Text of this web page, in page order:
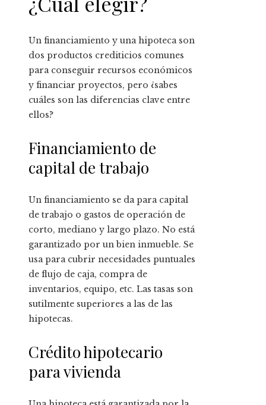
Un financiamiento y una hipoteca son
dos productos crediticios comunes
para conseguir recursos económicos
y financiar proyectos, pero ¿sabes
cuáles son las diferencias clave entre
ellos?
Financiamiento de
capital de trabajo
Un financiamiento se da para capital
de trabajo o gastos de operación de
corto, mediano y largo plazo. No está
garantizado por un bien inmueble. Se
usa para cubrir necesidades puntuales
de flujo de caja, compra de
inventarios, equipo, etc. Las tasas son
sutilmente superiores a las de las
hipotecas.
Crédito hipotecario
para vivienda